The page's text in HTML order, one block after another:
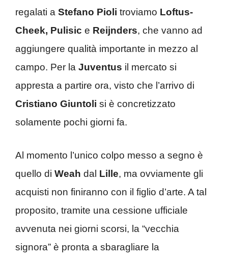
regalati a Stefano Pioli troviamo Loftus-
Cheek, Pulisic e Reijnders, che vanno ad
aggiungere qualità importante in mezzo al
campo. Per la Juventus il mercato si
appresta a partire ora, visto che l’arrivo di
Cristiano Giuntoli si è concretizzato
solamente pochi giorni fa.
Al momento l’unico colpo messo a segno è
quello di Weah dal Lille, ma ovviamente gli
acquisti non finiranno con il figlio d’arte. A tal
proposito, tramite una cessione ufficiale
avvenuta nei giorni scorsi, la “vecchia
signora” è pronta a sbaragliare la